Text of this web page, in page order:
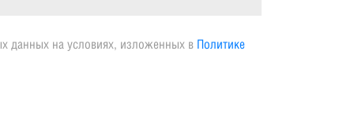
данных на условиях, изложенных в Политике